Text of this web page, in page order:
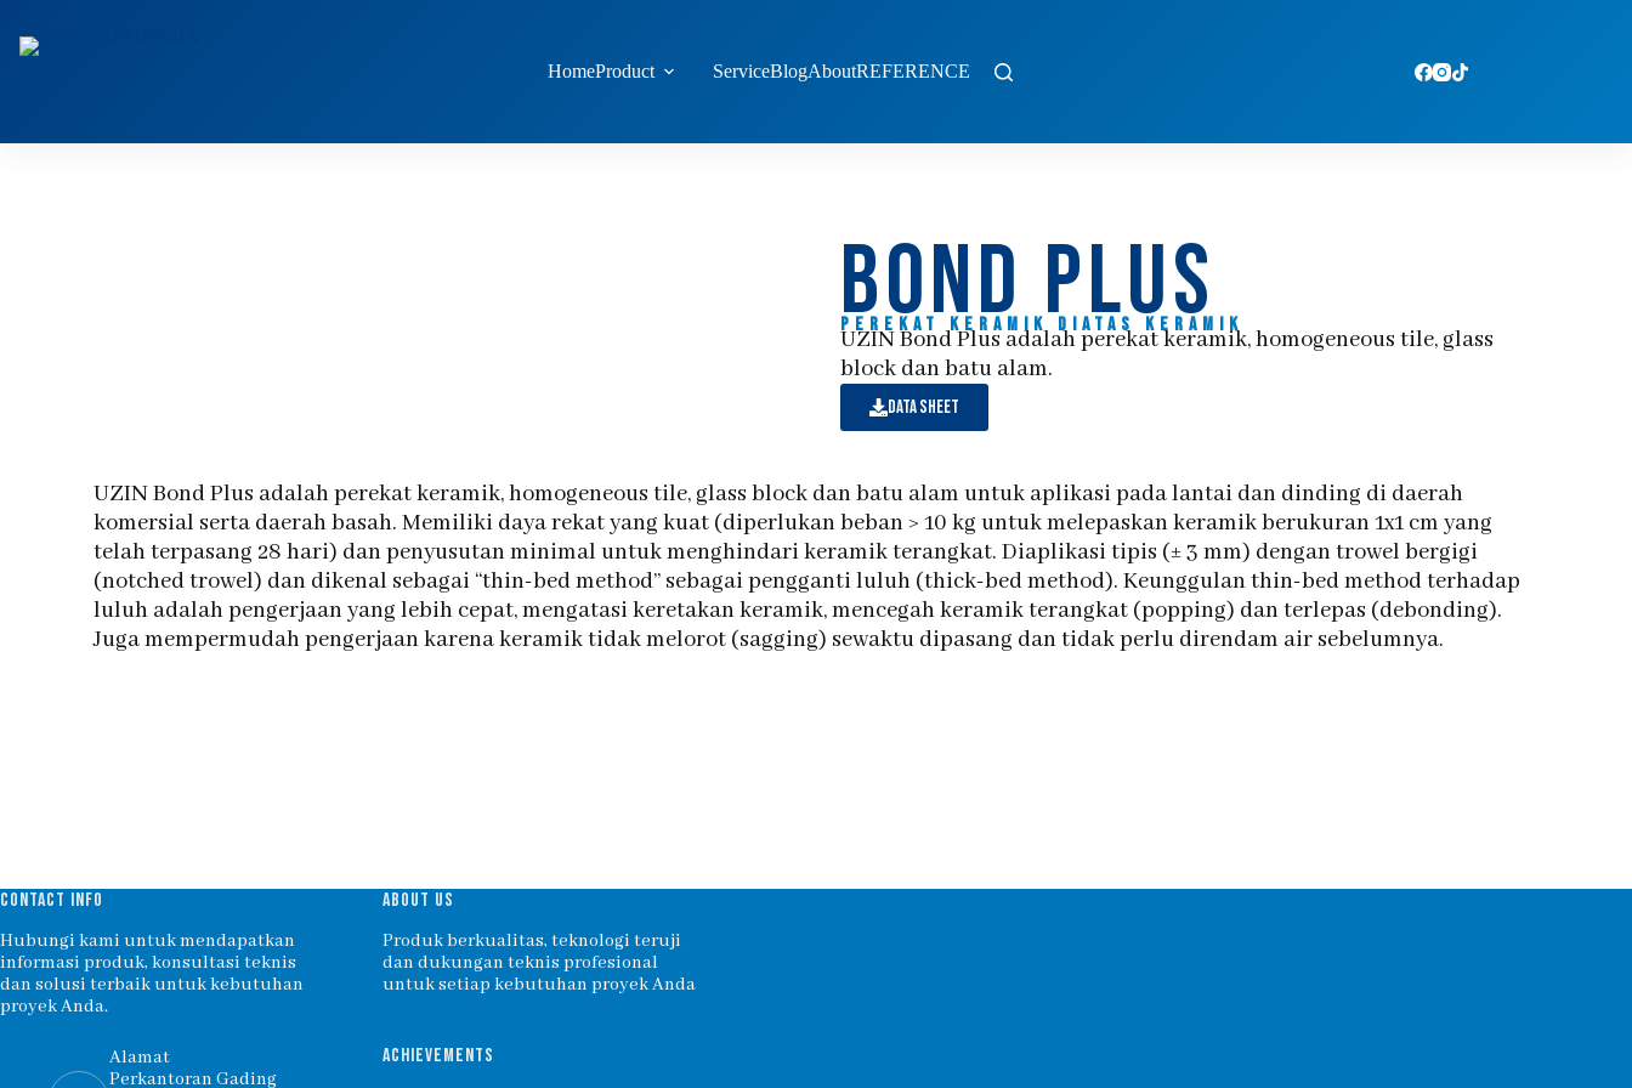
HomeProduct ServiceBlogAboutREFERENCE
Bond plus
Perekat keramik diatas keramik
UZIN Bond Plus adalah perekat keramik, homogeneous tile, glass
block dan batu alam.
data sheet
UZIN Bond Plus adalah perekat keramik, homogeneous tile, glass block dan batu alam untuk aplikasi pada lantai dan dinding di daerah
komersial serta daerah basah. Memiliki daya rekat yang kuat (diperlukan beban > 10 kg untuk melepaskan keramik berukuran 1x1 cm yang
telah terpasang 28 hari) dan penyusutan minimal untuk menghindari keramik terangkat. Diaplikasi tipis (± 3 mm) dengan trowel bergigi
(notched trowel) dan dikenal sebagai “thin-bed method” sebagai pengganti luluh (thick-bed method). Keunggulan thin-bed method terhadap
luluh adalah pengerjaan yang lebih cepat, mengatasi keretakan keramik, mencegah keramik terangkat (popping) dan terlepas (debonding).
Juga mempermudah pengerjaan karena keramik tidak melorot (sagging) sewaktu dipasang dan tidak perlu direndam air sebelumnya.
CONTACT INFO
Hubungi kami untuk mendapatkan
informasi produk, konsultasi teknis
dan solusi terbaik untuk kebutuhan
proyek Anda.
Alamat
Perkantoran Gading
ABOUT US
Produk berkualitas, teknologi teruji
dan dukungan teknis profesional
untuk setiap kebutuhan proyek Anda
ACHIEVEMENTS